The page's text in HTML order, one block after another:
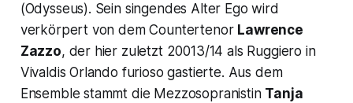
(Odysseus). Sein singendes Alter Ego wird
verkörpert von dem Countertenor Lawrence
Zazzo, der hier zuletzt 20013/14 als Ruggiero in
Vivaldis Orlando furioso gastierte. Aus dem
Ensemble stammt die Mezzosopranistin Tanja